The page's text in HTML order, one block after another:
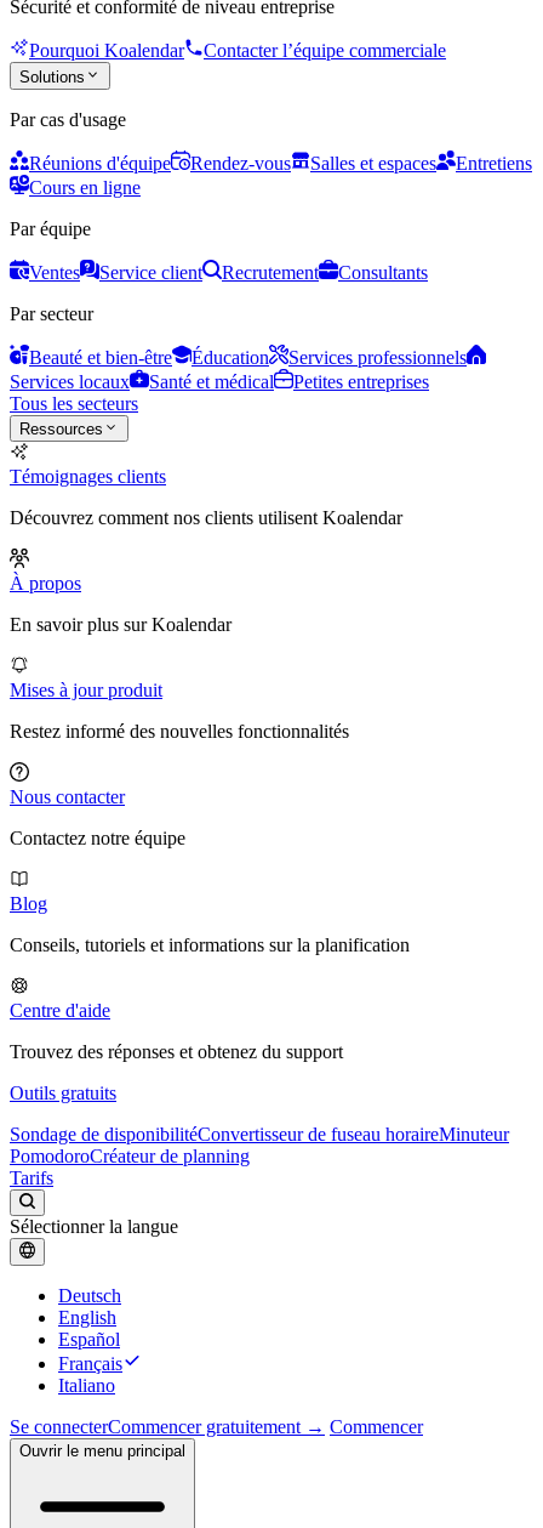
Sécurité et conformité de niveau entreprise
Pourquoi Koalendar Contacter l’équipe commerciale
Solutions
Par cas d'usage
Réunions d'équipe Rendez-vous Salles et espaces
Entretiens
Cours en ligne
Par équipe
Ventes Service client Recrutement
Consultants
Par secteur
Beauté et bien-être Éducation
Services professionnels
Services locaux
Santé et médical
Petites entreprises
Tous les secteurs
Ressources
Témoignages clients
Découvrez comment nos clients utilisent Koalendar
À propos
En savoir plus sur Koalendar
Mises à jour produit
Restez informé des nouvelles fonctionnalités
Nous contacter
Contactez notre équipe
Blog
Conseils, tutoriels et informations sur la planification
Centre d'aide
Trouvez des réponses et obtenez du support
Outils gratuits
Sondage de disponibilitéConvertisseur de fuseau horaireMinuteur
PomodoroCréateur de planning
Tarifs
Sélectionner la langue
Deutsch
English
Español
Français
Italiano
Se connecterCommencer gratuitement → Commencer
Ouvrir le menu principal